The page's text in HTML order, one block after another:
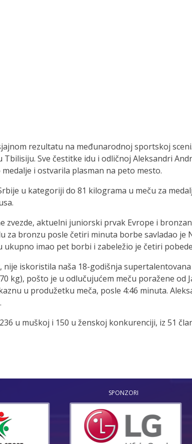
rezultatu na međunarodnoj sportskoj
Sve čestitke idu i odličnoj Aleksandri
i ostvarila plasman na peto mesto.
u kategoriji do 81 kilograma u meču za
zvezde, aktuelni juniorski prvak Evrope i
za bronzu posle četiri minuta borbe savladao je
ukupno imao pet borbi i zabeležio je četiri
iskoristila naša 18-godišnja
kg), pošto je u odlučujućem meču poražene od
u produžetku meča, posle 4:46 minuta.
u muškoj i 150 u ženskoj konkurenciji, iz 51
SPONZORI